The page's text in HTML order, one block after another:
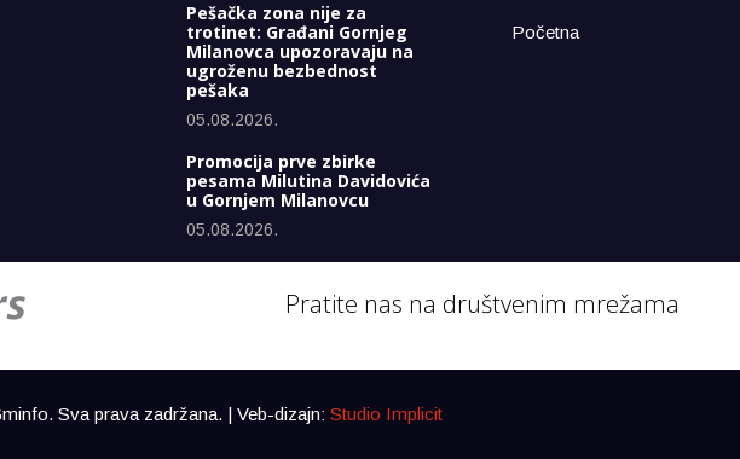
Pešačka zona nije za
trotinet: Građani Gornjeg
Milanovca upozoravaju na
ugroženu bezbednost
pešaka
05.08.2026.
Promocija prve zbirke
pesama Milutina Davidovića
u Gornjem Milanovcu
05.08.2026.
Početna
Pratite nas na društvenim mrežama
Sva prava zadržana. | Veb-dizajn: Studio Implicit